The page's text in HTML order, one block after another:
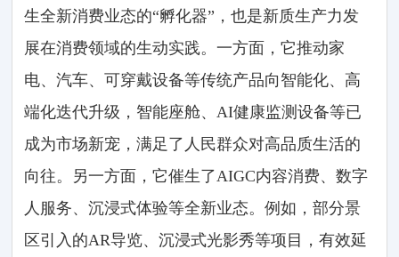
生全新消费业态的“孵化器”，也是新质生产力发
展在消费领域的生动实践。一方面，它推动家
电、汽车、可穿戴设备等传统产品向智能化、高
端化迭代升级，智能座舱、AI健康监测设备等已
成为市场新宠，满足了人民群众对高品质生活的
向往。另一方面，它催生了AIGC内容消费、数字
人服务、沉浸式体验等全新业态。例如，部分景
区引入的AR导览、沉浸式光影秀等项目，有效延